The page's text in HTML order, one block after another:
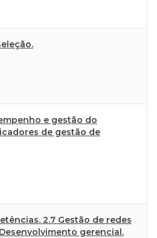
e gestão do
de gestão de
2.7 Gestão de redes
gerencial.